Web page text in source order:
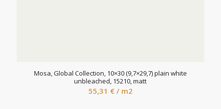
Mosa, Global Collection, 10×30 (9,7×29,7) plain white
unbleached, 15210, matt
55,31 € / m2